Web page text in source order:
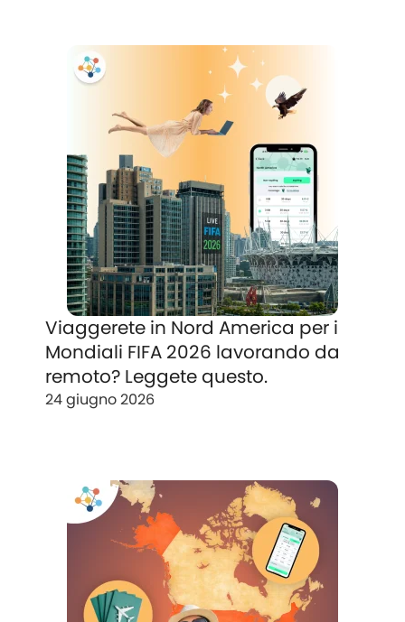
Viaggerete in Nord America per i
Mondiali FIFA 2026 lavorando da
remoto? Leggete questo.
24 giugno 2026